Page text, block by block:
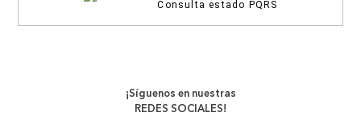
Consulta estado PQRS
¡Síguenos en nuestras
REDES SOCIALES!